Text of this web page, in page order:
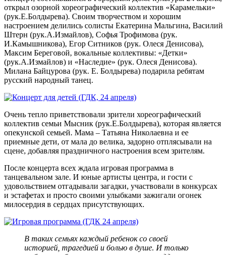
открыл озорной хореографический коллектив «Карамельки»
(рук.Е.Болдырева). Своим творчеством и хорошим
настроением делились солисты Екатерина Мальгина, Василий
Штерн (рук.А.Измайлов), Софья Трофимова (рук.
И.Камышникова), Егор Ситников (рук. Олеся Денисова),
Максим Береговой, вокальные коллективы: «Детки»
(рук.А.Измайлов) и «Наследие» (рук. Олеся Денисова).
Милана Байцурова (рук. Е. Болдырева) подарила ребятам
русский народный танец.
Очень тепло приветствовали зрители хореографический
коллектив семьи Мысник (рук.Е.Болдырева), которая является
опекунской семьей. Мама – Татьяна Николаевна и ее
приемные дети, от мала до велика, задорно отплясывали на
сцене, добавляя праздничного настроения всем зрителям.
После концерта всех ждала игровая программа в
танцевальном зале. И юные артисты центра, и гости с
удовольствием отгадывали загадки, участвовали в конкурсах
и эстафетах и просто своими улыбками зажигали огонек
милосердия в сердцах присутствующих.
В таких семьях каждый ребенок со своей
историей, трагедией и болью в душе. И только